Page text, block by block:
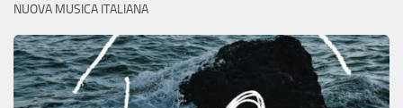
NUOVA MUSICA ITALIANA